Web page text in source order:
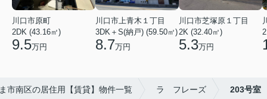
川口市原町
2DK (43.16㎡)
9.5万円
川口市上青木１丁目
3DK＋S(納戸) (59.50㎡)
8.7万円
川口市芝塚原１丁目
2K (32.40㎡)
5.3万円
市南区の居住用【賃貸】物件一覧 ラ フレーズ 203号室